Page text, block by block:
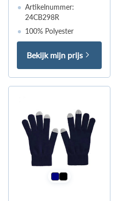
Artikelnummer:
24CB298R
100% Polyester
Bekijk mijn prijs